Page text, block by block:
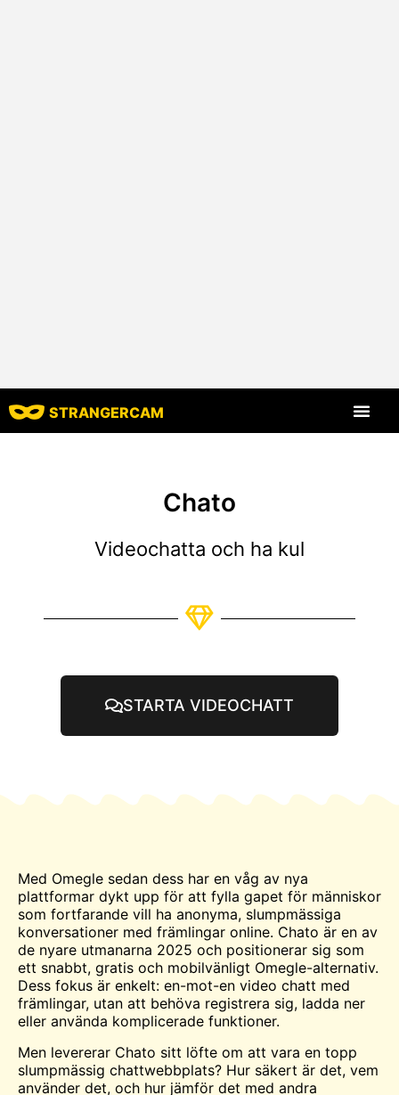
STRANGERCAM
Chato
Videochatta och ha kul
STARTA VIDEOCHATT
Med Omegle sedan dess har en våg av nya
plattformar dykt upp för att fylla gapet för människor
som fortfarande vill ha anonyma, slumpmässiga
konversationer med främlingar online. Chato är en av
de nyare utmanarna 2025 och positionerar sig som
ett snabbt, gratis och mobilvänligt Omegle-alternativ.
Dess fokus är enkelt: en-mot-en video chatt med
främlingar, utan att behöva registrera sig, ladda ner
eller använda komplicerade funktioner.
Men levererar Chato sitt löfte om att vara en topp
slumpmässig chattwebbplats? Hur säkert är det, vem
använder det, och hur jämför det med andra